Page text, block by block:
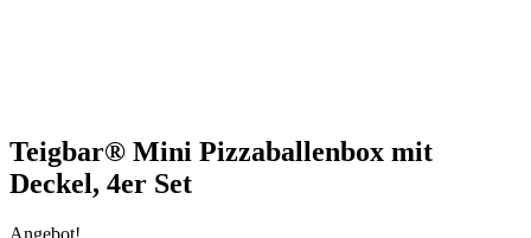
Teigbar® Mini Pizzaballenbox mit
Deckel, 4er Set
Angebot!